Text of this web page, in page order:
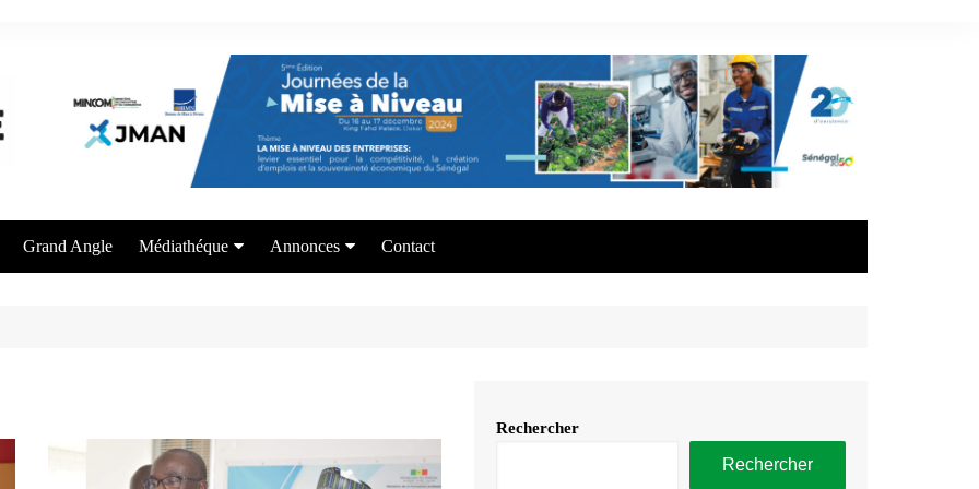
Grand Angle Médiathéque Annonces Contact
Rechercher
Rechercher